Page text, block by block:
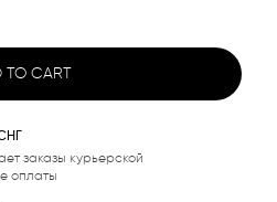
TO CART
заказы курьерской
оплаты